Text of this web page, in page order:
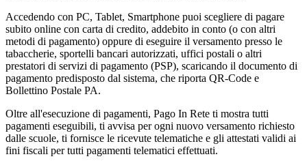
Accedendo con PC, Tablet, Smartphone puoi scegliere di pagare
subito online con carta di credito, addebito in conto (o con altri
metodi di pagamento) oppure di eseguire il versamento presso le
tabaccherie, sportelli bancari autorizzati, uffici postali o altri
prestatori di servizi di pagamento (PSP), scaricando il documento di
pagamento predisposto dal sistema, che riporta QR-Code e
Bollettino Postale PA.
Oltre all'esecuzione di pagamenti, Pago In Rete ti mostra tutti
pagamenti eseguibili, ti avvisa per ogni nuovo versamento richiesto
dalle scuole, ti fornisce le ricevute telematiche e gli attestati validi ai
fini fiscali per tutti pagamenti telematici effettuati.